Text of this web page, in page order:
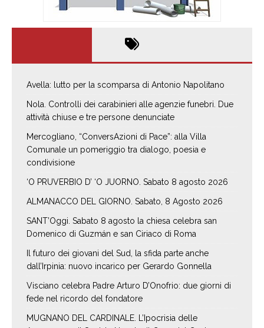
Avella: lutto per la scomparsa di Antonio Napolitano
Nola. Controlli dei carabinieri alle agenzie funebri. Due
attività chiuse e tre persone denunciate
Mercogliano, “ConversAzioni di Pace”: alla Villa
Comunale un pomeriggio tra dialogo, poesia e
condivisione
‘O PRUVERBIO D’ ‘O JUORNO. Sabato 8 agosto 2026
ALMANACCO DEL GIORNO. Sabato, 8 Agosto 2026
SANT’Oggi. Sabato 8 agosto la chiesa celebra san
Domenico di Guzmán e san Ciriaco di Roma
Il futuro dei giovani del Sud, la sfida parte anche
dall’Irpinia: nuovo incarico per Gerardo Gonnella
Visciano celebra Padre Arturo D’Onofrio: due giorni di
fede nel ricordo del fondatore
MUGNANO DEL CARDINALE. L’Ipocrisia delle